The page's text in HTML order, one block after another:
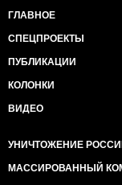
ГЛАВНОЕ
СПЕЦПРОЕКТЫ
ПУБЛИКАЦИИ
КОЛОНКИ
ВИДЕО
УНИЧТОЖЕНИЕ
МАССИРОВАННЫЙ